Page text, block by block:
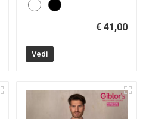
€ 41,00
Vedi